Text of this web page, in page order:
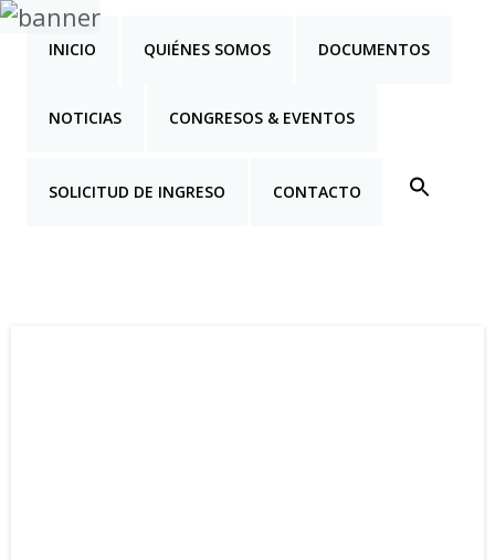
INICIO QUIÉNES SOMOS DOCUMENTOS
NOTICIAS CONGRESOS & EVENTOS
SOLICITUD DE INGRESO CONTACTO